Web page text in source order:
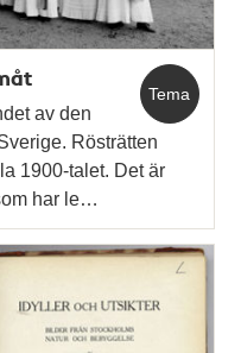
Tema
av den
Rösträtten
1900-talet. Det är
har le…